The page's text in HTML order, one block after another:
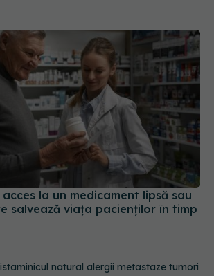
acces la un medicament lipsă sau
salvează viața pacienților în timp
natural care te ajută
metastazele, tumorile și